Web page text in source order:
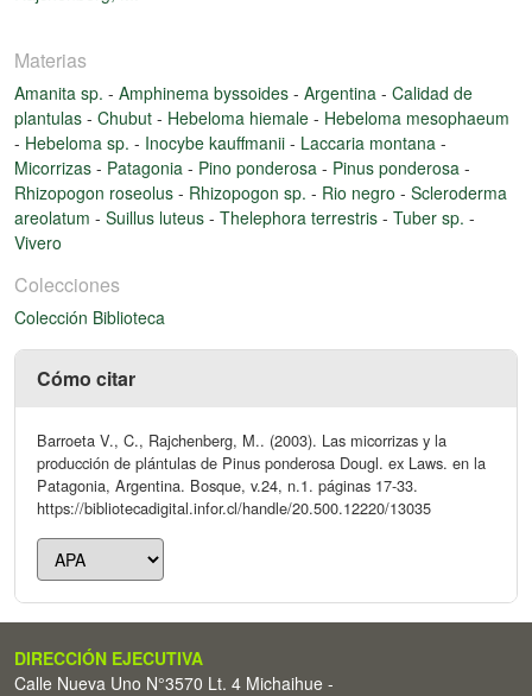
Materias
Amanita sp. - Amphinema byssoides - Argentina - Calidad de
plantulas - Chubut - Hebeloma hiemale - Hebeloma mesophaeum
- Hebeloma sp. - Inocybe kauffmanii - Laccaria montana -
Micorrizas - Patagonia - Pino ponderosa - Pinus ponderosa -
Rhizopogon roseolus - Rhizopogon sp. - Rio negro - Scleroderma
areolatum - Suillus luteus - Thelephora terrestris - Tuber sp. -
Vivero
Colecciones
Colección Biblioteca
Cómo citar
Barroeta V., C., Rajchenberg, M.. (2003). Las micorrizas y la
producción de plántulas de Pinus ponderosa Dougl. ex Laws. en la
Patagonia, Argentina. Bosque, v.24, n.1. páginas 17-33.
https://bibliotecadigital.infor.cl/handle/20.500.12220/13035
DIRECCIÓN EJECUTIVA
Calle Nueva Uno N°3570 Lt. 4 Michaihue -